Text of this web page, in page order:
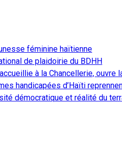
féminine haïtienne
de plaidoirie du BDHH
à la Chancellerie,
handicapées d’Haïti
démocratique et réalité du